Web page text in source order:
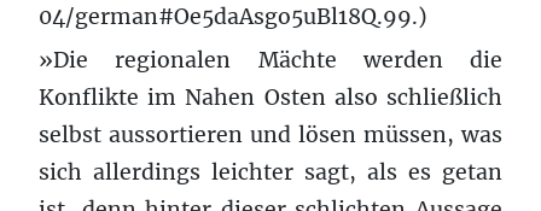
04/german#Oe5daAsgo5uBl18Q.99.)
»Die regionalen Mächte werden die
Konflikte im Nahen Osten also schließlich
selbst aussortieren und lösen müssen, was
sich allerdings leichter sagt, als es getan